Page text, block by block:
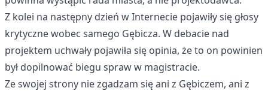
Z kolei na następny dzień w Internecie pojawiły się głosy
krytyczne wobec samego Gębicza. W debacie nad
projektem uchwały pojawiła się opinia, że to on powinien
był dopilnować biegu spraw w magistracie.
Ze swojej strony nie zgadzam się ani z Gębiczem, ani z